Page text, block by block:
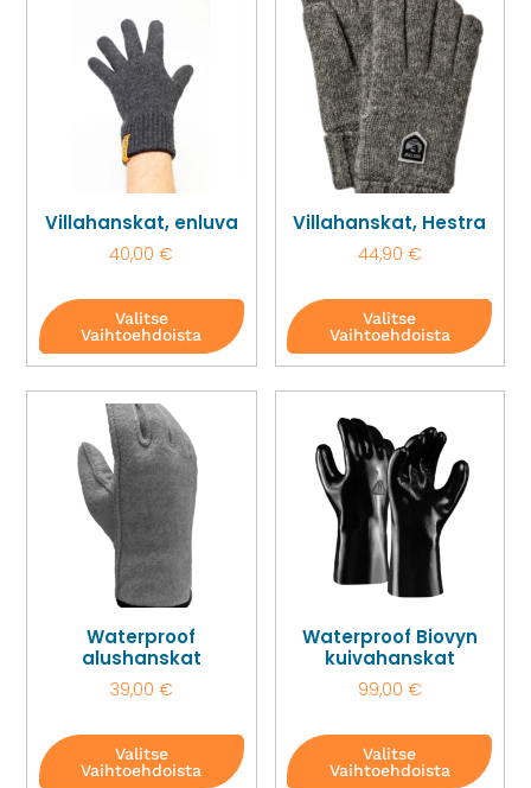
Villahanskat, enluva
40,00€
Valitse
Vaihtoehdoista
Villahanskat, Hestra
44,90 €
Valitse
Vaihtoehdoista
Waterproof
alushanskat
39,00 €
Valitse
Vaihtoehdoista
Waterproof Biovyn
kuivahanskat
99,00 €
Valitse
Vaihtoehdoista